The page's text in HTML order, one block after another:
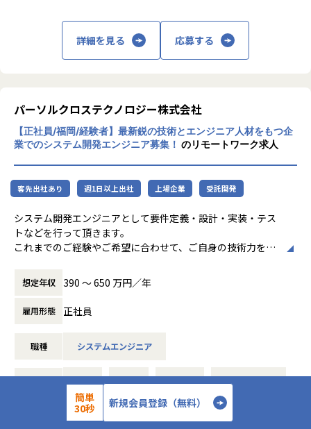
売り上げ成長率を実現しました。
AR/VR/メタバース・AI・DX・IoT・ブロックチェーンなどの
最先端IT分野をはじめ、ソフトウェア・システム開発、機
【当社の魅力】
◎AI・AR/VR最先端分野が強み
他社に先駆けて最先端領域に注力しており、2019年にはAR/
VR戦略子会社やAI研究所を設立。また訓練・研修へのAR/VR
導入、製造現場でのAIの活用、不動産業界向けのVRモデルル
ーム開発等、企業課題を最先端技術で解決しています。
【社内の取り組み】全社員に有料AIツールの付与／XRアイデ
アソン／先端領域チャレンジ制度…全社員が最先端に携わる
機会があります！
◎大手案件多数！さらに受託や自社開発も！
ため、希望や適性に合った業務に参画いただけます。また自
ています。
◎エンジニアファーストの環境
ンジニアの教育フォロー担当者とは定期的にキャリア面談を
行う他、業務の相談等気軽にできる環境や、資格取得支援制
度や勉強会などスキルアップを支援する制度も充実。
詳細を見る 応募する
パーソルクロステクノロジー株式会社
【正社員/福岡/経験者】最新鋭の技術とエンジニア人材をもつ企
業でのシステム開発エンジニア募集！ のリモートワーク求人
客先出社あり 週1日以上出社 上場企業 受託開発
システム開発エンジニアとして要件定義・設計・実装・テス
トなどを行って頂きます。
これまでのご経験やご希望に合わせて、ご自身の技術力を磨
たのキャリアプランをお聞かせください！
■主要取引先：事業会社、Sier、通信キャリアなど
■工程：要件定義～リリースまで幅広く経験
・派遣プロジェクト：Webシステム開発を中心に、モバイル
oC向け、toB向けと幅広くプロジェクトをご用意していま
・委託プロジェクト：流通・金融・官公庁・新規プロジェク
トのいずれかに参画して頂きます。流通系プロジェクトに関
想定年収 390 〜 650 万円／年
雇用形態 正社員
職種 システムエンジニア
Go Java JavaScript
Kotlin PHP Python
簡単
30秒
新規会員登録（無料）